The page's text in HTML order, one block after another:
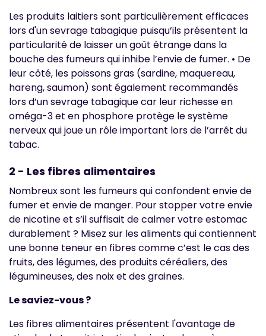
Les produits laitiers sont particulièrement efficaces
lors d'un sevrage tabagique puisqu’ils présentent la
particularité de laisser un goût étrange dans la
bouche des fumeurs qui inhibe l’envie de fumer. • De
leur côté, les poissons gras (sardine, maquereau,
hareng, saumon) sont également recommandés
lors d’un sevrage tabagique car leur richesse en
oméga-3 et en phosphore protège le système
nerveux qui joue un rôle important lors de l’arrêt du
tabac.
2 - Les fibres alimentaires
Nombreux sont les fumeurs qui confondent envie de
fumer et envie de manger. Pour stopper votre envie
de nicotine et s’il suffisait de calmer votre estomac
durablement ? Misez sur les aliments qui contiennent
une bonne teneur en fibres comme c’est le cas des
fruits, des légumes, des produits céréaliers, des
légumineuses, des noix et des graines.
Le saviez-vous ?
Les fibres alimentaires présentent l'avantage de